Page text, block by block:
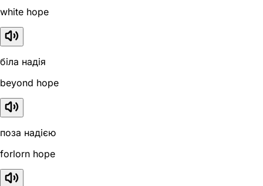
white hope
біла надія
beyond hope
поза надією
forlorn hope